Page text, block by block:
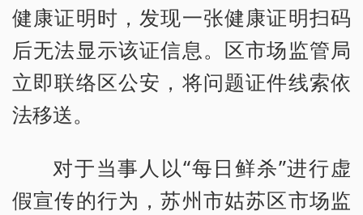
健康证明时，发现一张健康证明扫码
后无法显示该证信息。区市场监管局
立即联络区公安，将问题证件线索依
法移送。
对于当事人以“每日鲜杀”进行虚
假宣传的行为，苏州市姑苏区市场监